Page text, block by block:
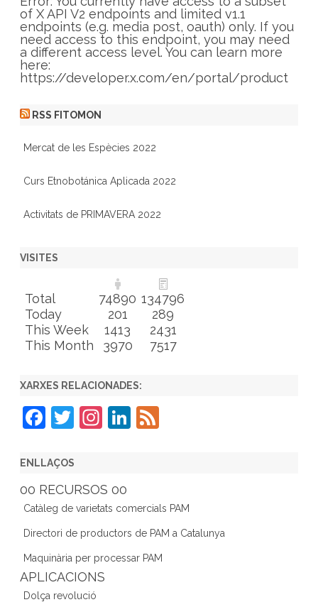
i
e
s
of X API V2 endpoints and limited v1.1
endpoints (e.g. media post, oauth) only. If you
need access to this endpoint, you may need
a different access level. You can learn more
here:
https://developer.x.com/en/portal/product
RSS FITOMON
Mercat de les Espècies 2022
Curs Etnobotánica Aplicada 2022
Activitats de PRIMAVERA 2022
VISITES
Total 74890 134796
Today
201
289
This Week
1413
2431
This Month
3970 7517
XARXES RELACIONADES:
F
c
e
b
o
o
k
T
er
In
gr
a
m
Li
dI
n
ENLLAÇOS
00 RECURSOS 00
Catàleg de varietats comercials PAM
Directori de productors de PAM a Catalunya
Maquinària per processar PAM
APLICACIONS
Dolça revolució